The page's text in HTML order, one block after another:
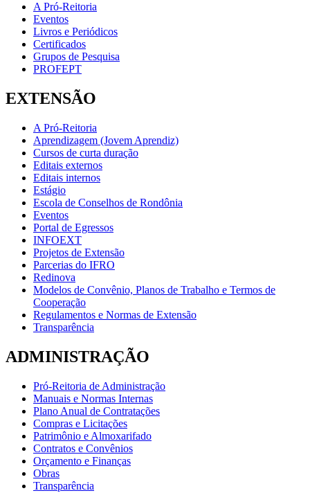
A Pró-Reitoria
Eventos
Livros e Periódicos
Certificados
Grupos de Pesquisa
PROFEPT
EXTENSÃO
A Pró-Reitoria
Aprendizagem (Jovem Aprendiz)
Cursos de curta duração
Editais externos
Editais internos
Estágio
Escola de Conselhos de Rondônia
Eventos
Portal de Egressos
INFOEXT
Projetos de Extensão
Parcerias do IFRO
Redinova
Modelos de Convênio, Planos de Trabalho e Termos de
Cooperação
Regulamentos e Normas de Extensão
Transparência
ADMINISTRAÇÃO
Pró-Reitoria de Administração
Manuais e Normas Internas
Plano Anual de Contratações
Compras e Licitações
Patrimônio e Almoxarifado
Contratos e Convênios
Orçamento e Finanças
Obras
Transparência